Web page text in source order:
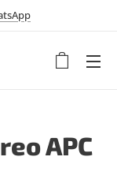
APC